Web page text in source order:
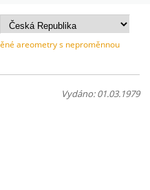
areometry s neproměnnou
Vydáno: 01.03.1979